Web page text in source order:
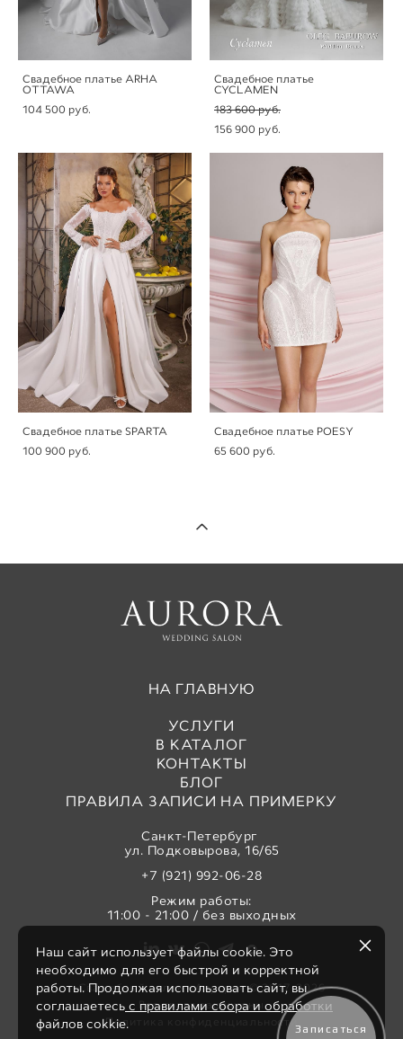
Свадебное платье ARHA
OTTAWA
104 500 pуб.
Свадебное платье
CYCLAMEN
183 600 pуб.
156 900 pуб.
Свадебное платье SPARTA
100 900 pуб.
Свадебное платье POESY
65 600 pуб.
НА ГЛАВНУЮ
УСЛУГИ
В КАТАЛОГ
КОНТАКТЫ
БЛОГ
ПРАВИЛА ЗАПИСИ НА ПРИМЕРКУ
Санкт-Петербург
ул. Подковырова, 16/65
+7 (921) 992-06-28
Режим работы:
11:00 - 21:00 / без выходных
Свадебный салон «Аврора» © 2017-2026
Все права защищены
Политика конфиденциальности
Наш сайт использует файлы cookie. Это
необходимо для его быстрой и корректной
работы. Продолжая использовать сайт, вы
соглашаетесь с правилами сбора и обработки
файлов cokkie.
Записаться